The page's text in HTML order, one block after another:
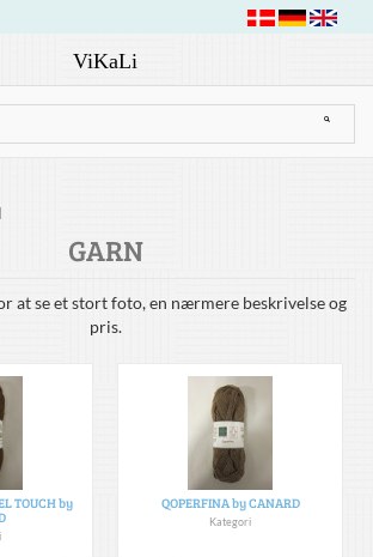
ViKaLi
GARN
at se et stort foto, en nærmere beskrivelse og
pris.
TOUCH by
QOPERFINA by CANARD
Kategori